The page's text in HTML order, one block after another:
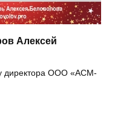
Алексей
директора ООО «АСМ-